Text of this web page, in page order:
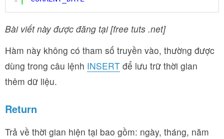
Bài viết này được đăng tại [free tuts .net]
Hàm này không có tham số truyền vào, thường được
dùng trong câu lệnh INSERT để lưu trữ thời gian
thêm dữ liệu.
Return
Trả về thời gian hiện tại bao gồm: ngày, tháng, năm